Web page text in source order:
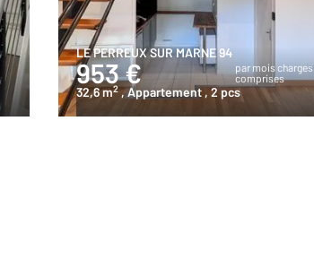
LE PERREUX SUR MARNE 94
953 €
par mois charges
comprises
32,6 m2 , Appartement, 2 pcs